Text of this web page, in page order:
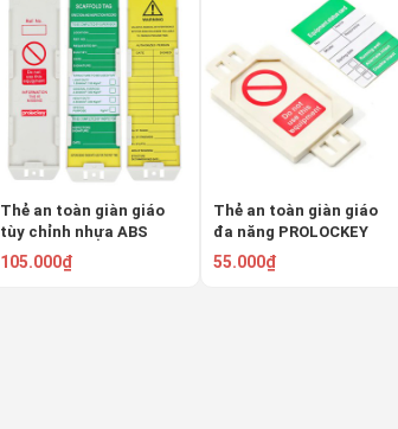
Thẻ an toàn giàn giáo
tùy chỉnh nhựa ABS
PROLOCKEY SLT02
105.000₫
Thẻ an toàn giàn giáo
đa năng PROLOCKEY
SLT03
55.000₫